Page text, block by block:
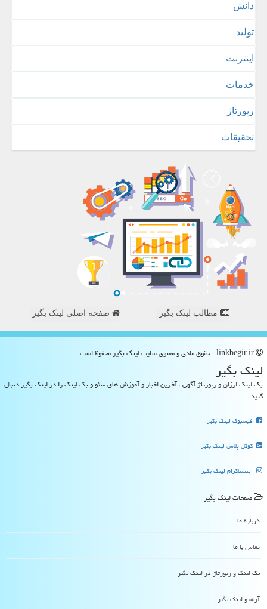
دانش
تولید
اینترنت
خدمات
رپورتاژ
تحقیقات
مطالب لینک بگیر صفحه اصلی لینک بگیر
لینك بگیر
بک لینک ارزان و رپورتاژ آگهی ، آخرین اخبار و آموزش های سئو و بک لینک را در لینک بگیر دنبال
کنید
فیسبوک لینک بگیر
گوگل پلاس لینک بگیر
اینستاگرام لینک بگیر
صفحات لینك بگیر
درباره ما
تماس با ما
بک لینک و رپورتاژ در لینك بگیر
آرشیو لینك بگیر